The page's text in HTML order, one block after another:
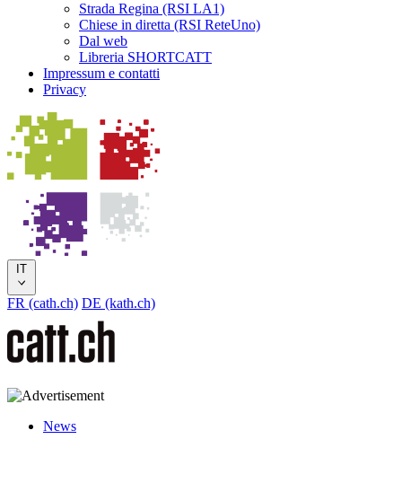
Strada Regina (RSI LA1)
Chiese in diretta (RSI ReteUno)
Dal web
Libreria SHORTCATT
Impressum e contatti
Privacy
IT
FR (cath.ch) DE (kath.ch)
News